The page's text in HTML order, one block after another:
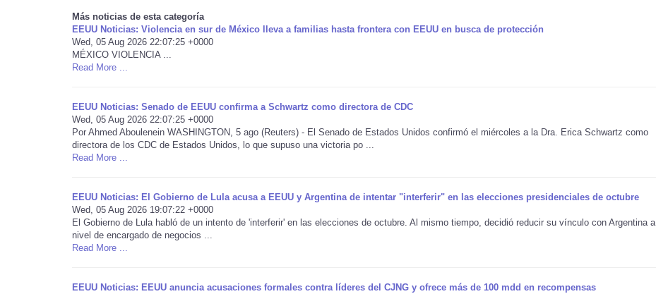
Más noticias de esta categoría
EEUU Noticias: Violencia en sur de México lleva a familias hasta frontera con EEUU en busca de protección
Wed, 05 Aug 2026 22:07:25 +0000
MÉXICO VIOLENCIA ...
Read More ...
EEUU Noticias: Senado de EEUU confirma a Schwartz como directora de CDC
Wed, 05 Aug 2026 22:07:25 +0000
Por Ahmed Aboulenein WASHINGTON, 5 ago (Reuters) - El Senado de Estados Unidos confirmó el miércoles a la Dra. Erica Schwartz como
directora de los CDC de Estados Unidos, lo que supuso una victoria po ...
Read More ...
EEUU Noticias: El Gobierno de Lula acusa a EEUU y Argentina de intentar "interferir" en las elecciones presidenciales de octubre
Wed, 05 Aug 2026 19:07:22 +0000
El Gobierno de Lula habló de un intento de 'interferir' en las elecciones de octubre. Al mismo tiempo, decidió reducir su vínculo con Argentina a
nivel de encargado de negocios ...
Read More ...
EEUU Noticias: EEUU anuncia acusaciones formales contra líderes del CJNG y ofrece más de 100 mdd en recompensas